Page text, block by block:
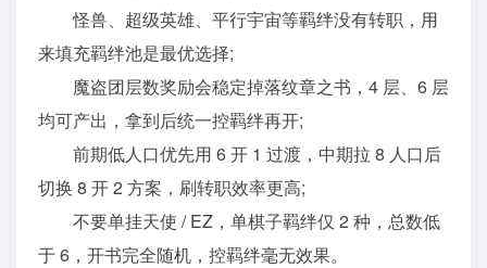
怪兽、超级英雄、平行宇宙等羁绊没有转职，用
来填充羁绊池是最优选择;
魔盗团层数奖励会稳定掉落纹章之书，4 层、6 层
均可产出，拿到后统一控羁绊再开;
前期低人口优先用 6 开 1 过渡，中期拉 8 人口后
切换 8 开 2 方案，刷转职效率更高;
不要单挂天使 / EZ，单棋子羁绊仅 2 种，总数低
于 6，开书完全随机，控羁绊毫无效果。